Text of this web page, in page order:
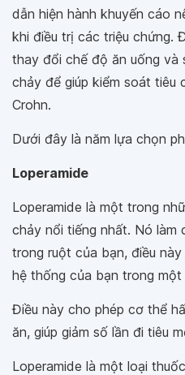
dẫn hiện hành khuyến cáo
khi điều trị các triệu chứng.
thay đổi chế độ ăn uống và
chảy để giúp kiểm soát tiêu
Crohn.
Dưới đây là năm lựa chọn
Loperamide
Loperamide là một trong
chảy nổi tiếng nhất. Nó làm
trong ruột của bạn, điều
hệ thống của bạn trong một
Điều này cho phép cơ thể
ăn, giúp giảm số lần đi tiêu
Loperamide là một loại